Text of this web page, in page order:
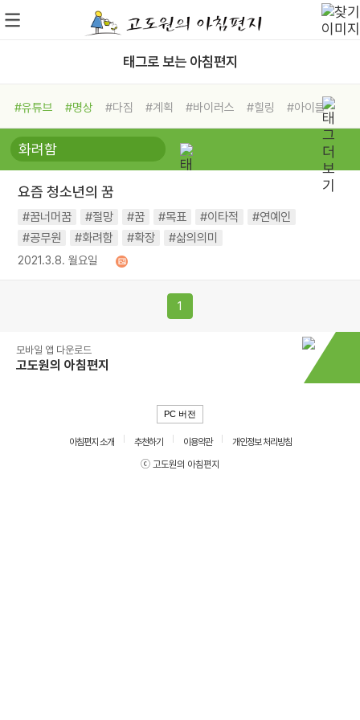
태그로 보는 아침편지
#유튜브 #명상 #다짐 #계획 #바이러스 #힐링
#아이들
#비전캠프
#독서캠프 #삶
#희망
#나눔 #친구 #링컨학교
#독서
#건강 #면역력
요즘 청소년의 꿈
#꿈너머꿈 #절망 #꿈 #목표 #이타적
#연예인
#공무원
#화려함 #확장 #삶의의미
2021.3.8. 월요일
1
모바일 앱 다운로드
고도원의 아침편지
PC 버전
아침편지 소개 추천하기 이용약관
개인정보 처리방침
ⓒ 고도원의 아침편지